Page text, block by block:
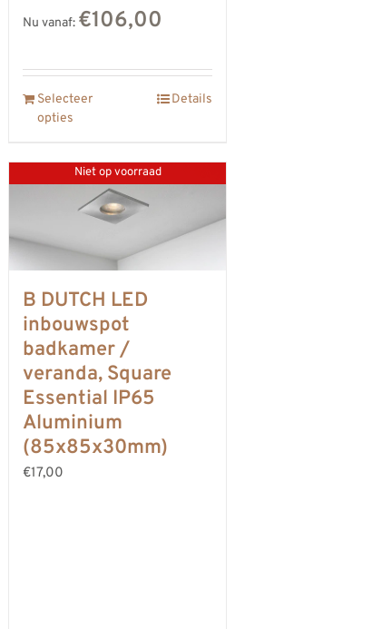
Nu vanaf: €106,00
Selecteer
opties
Details
Niet op voorraad
B DUTCH LED
inbouwspot
badkamer /
veranda, Square
Essential IP65
Aluminium
(85x85x30mm)
€17,00